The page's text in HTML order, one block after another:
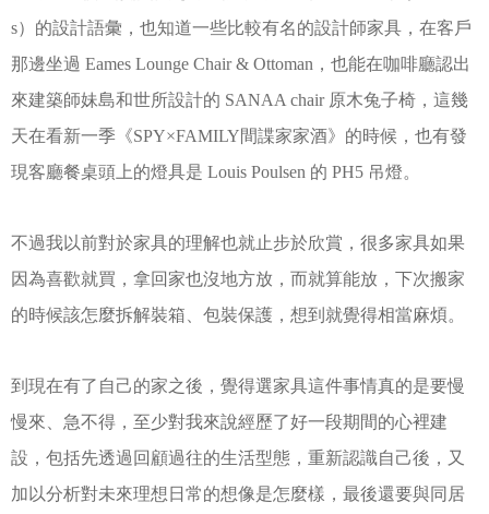
s）的設計語彙，也知道一些比較有名的設計師家具，在客戶
那邊坐過 Eames Lounge Chair & Ottoman，也能在咖啡廳認出
來建築師妹島和世所設計的 SANAA chair 原木兔子椅，這幾
天在看新一季《SPY×FAMILY間諜家家酒》的時候，也有發
現客廳餐桌頭上的燈具是 Louis Poulsen 的 PH5 吊燈。
不過我以前對於家具的理解也就止步於欣賞，很多家具如果
因為喜歡就買，拿回家也沒地方放，而就算能放，下次搬家
的時候該怎麼拆解裝箱、包裝保護，想到就覺得相當麻煩。
到現在有了自己的家之後，覺得選家具這件事情真的是要慢
慢來、急不得，至少對我來說經歷了好一段期間的心裡建
設，包括先透過回顧過往的生活型態，重新認識自己後，又
加以分析對未來理想日常的想像是怎麼樣，最後還要與同居